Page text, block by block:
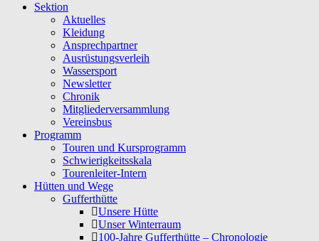
Sektion
Aktuelles
Kleidung
Ansprechpartner
Ausrüstungsverleih
Wassersport
Newsletter
Chronik
Mitgliederversammlung
Vereinsbus
Programm
Touren und Kursprogramm
Schwierigkeitsskala
Tourenleiter-Intern
Hütten und Wege
Gufferthütte
Unsere Hütte
Unser Winterraum
100-Jahre Gufferthütte – Chronologie